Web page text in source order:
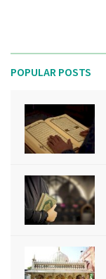
POPULAR POSTS